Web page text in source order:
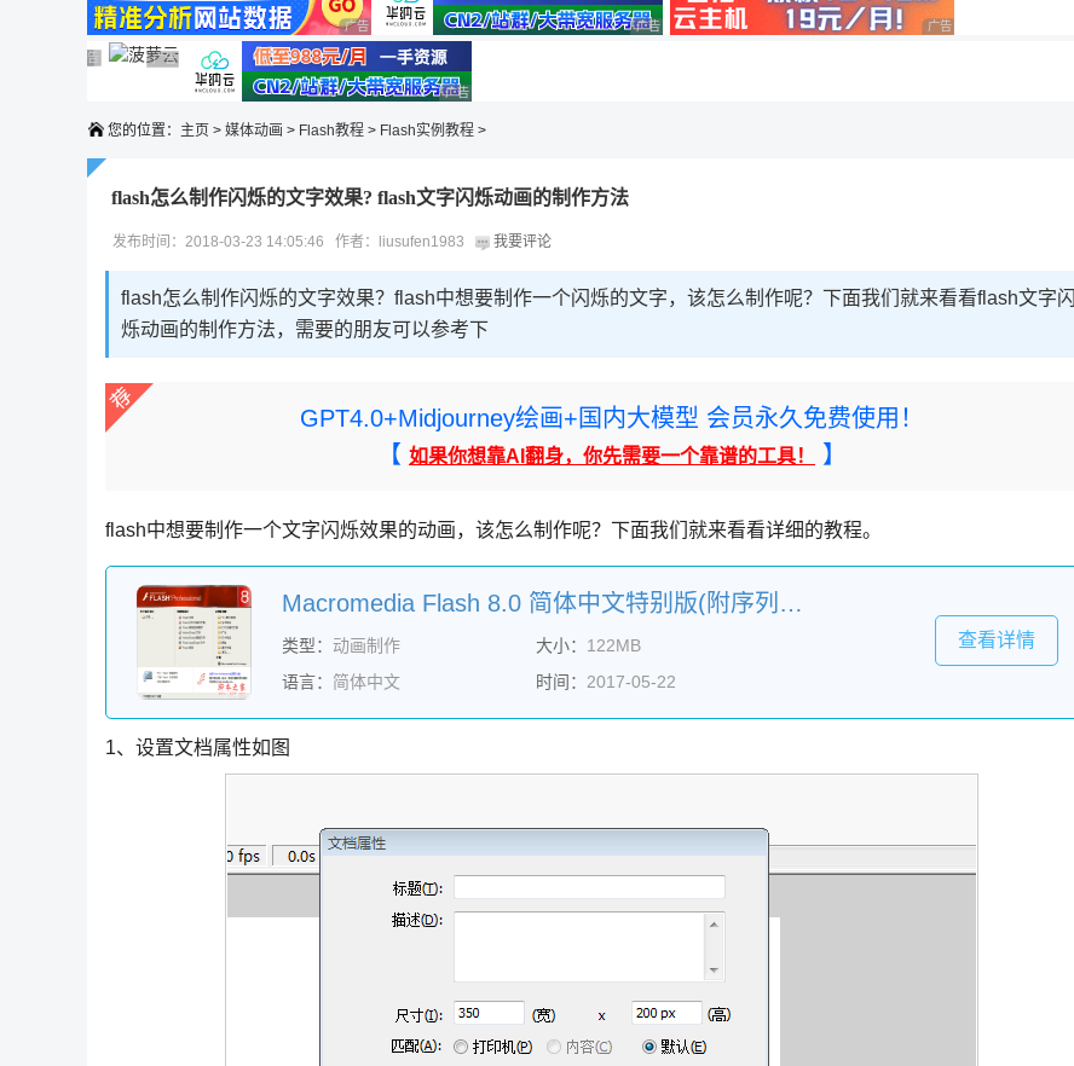
广告 商业广告，理性选择 广告 商业广告，理性选择 广告 商业广告，理性选择
广告 商业广告，理性选择
广告 商业广告，理性选择
广告 商业广告，理性选择广告 商业广告，理性选择
广告 商业广告，理性选择
您的位置： 主页 > 媒体动画 > Flash教程 > Flash实例教程 >
flash怎么制作闪烁的文字效果? flash文字闪烁动画的制作方法
发布时间：2018-03-23 14:05:46 作者：liusufen1983 我要评论
flash怎么制作闪烁的文字效果？flash中想要制作一个闪烁的文字，该怎么制作呢？下面我们就来看看flash文字闪
烁动画的制作方法，需要的朋友可以参考下
GPT4.0+Midjourney绘画+国内大模型 会员永久免费使用！
【 如果你想靠AI翻身，你先需要一个靠谱的工具！ 】
flash中想要制作一个文字闪烁效果的动画，该怎么制作呢？下面我们就来看看详细的教程。
Macromedia Flash 8.0 简体中文特别版(附序列号+安装破解教程)
类型： 动画制作 大小： 122MB
语言： 简体中文 时间： 2017-05-22
查看详情
1、设置文档属性如图